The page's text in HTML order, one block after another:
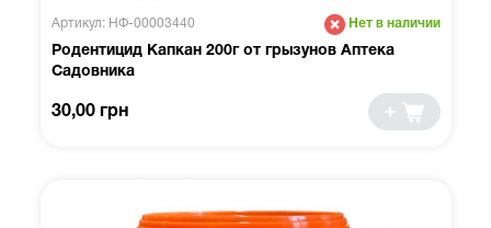
Артикул: НФ-00003440 Нет в наличии
Родентицид Капкан 200г от грызунов Аптека
Садовника
30,00 грн